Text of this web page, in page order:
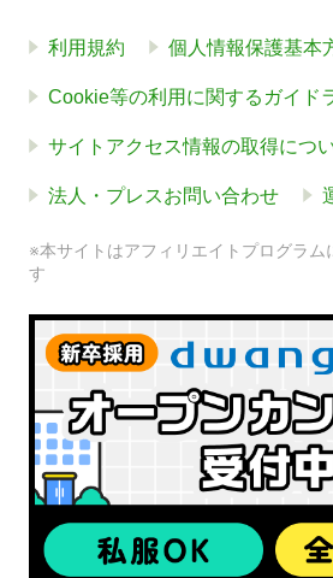
利用規約 個人情報保護基本
Cookie等の利用に関するガイド
サイトアクセス情報の取得につ
法人・プレスお問い合わせ
※本サイトはアフィリエイトプログラム
す